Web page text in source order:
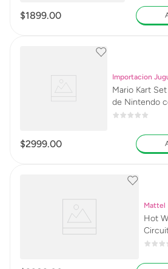
$1899.00
Importacion
Mario Kart
de Nintendo
Eléctricos
$2999.00
Mattel
Hot